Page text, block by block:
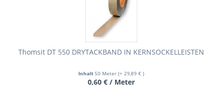
Thomsit DT 550 DRYTACKBAND IN KERNSOCKELLEISTEN
Inhalt 50 Meter (= 29,89 € )
0,60 € / Meter